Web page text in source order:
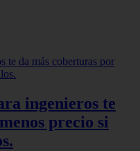
ingenieros te
precio si